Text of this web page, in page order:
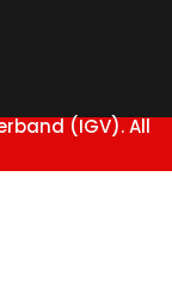
(IGV). All